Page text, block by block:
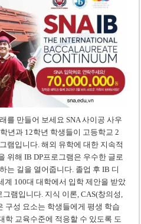
를 만들어 보세요 SNA 사이공 사우
년과 12학년 학생들이 고등학교 2
램입니다. 해외 유학에 대한 지속적
위해 IB DP프로그램은 우수한 글로
는 길을 열어줍니다. 졸업 후 IB 디
계 100대 대학에서 입학 제안을 받았
램입니다. 지식 이론, CAS(창의성,
구성 요소는 학생들에게 평생 학습
학 교육수준에 적응할 수 있도록 도